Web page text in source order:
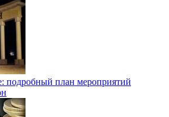
подробный план мероприятий